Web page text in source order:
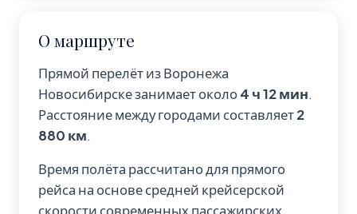
О маршруте
Прямой перелёт из Воронежа
Новосибирске занимает около4 ч 12 мин.
Расстояние между городами составляет2
880 км.
Время полёта рассчитано для прямого
рейса на основе средней крейсерской
скорости современных пассажирских